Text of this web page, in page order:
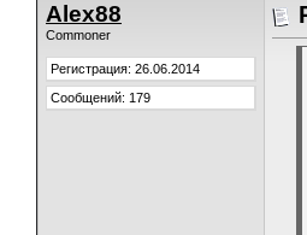
Alex88
Commoner
Регистрация: 26.06.2014
Сообщений: 179